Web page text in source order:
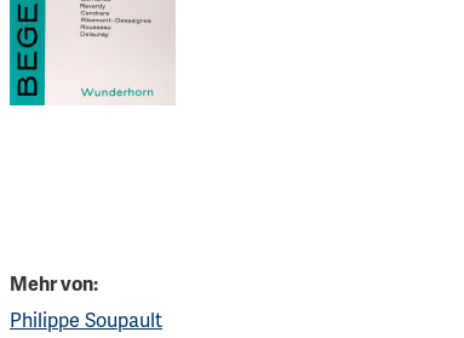
Mehr von:
Philippe Soupault